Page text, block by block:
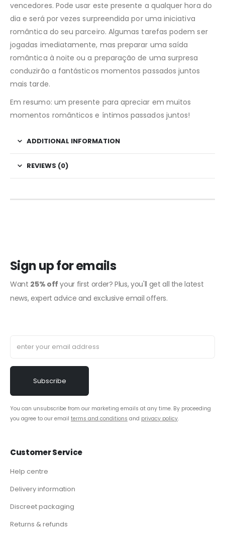
vencedores. Pode usar este presente a qualquer hora do
dia e será por vezes surpreendida por uma iniciativa
romântica do seu parceiro. Algumas tarefas podem ser
jogadas imediatamente, mas preparar uma saída
romântica à noite ou a preparação de uma surpresa
conduzirão a fantásticos momentos passados juntos
mais tarde.
Em resumo: um presente para apreciar em muitos
momentos românticos e íntimos passados juntos!
ADDITIONAL INFORMATION
REVIEWS (0)
Sign up for emails
Want 25% off your first order? Plus, you'll get all the latest
news, expert advice and exclusive email offers.
You can unsubscribe from our marketing emails at any time. By proceeding
you agree to our email terms and conditions and privacy policy.
Customer Service
Help centre
Delivery information
Discreet packaging
Returns & refunds